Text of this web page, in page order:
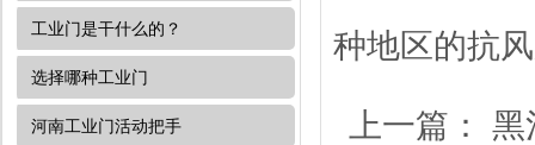
工业门是干什么的？
选择哪种工业门
河南工业门活动把手
种地区的抗
上一篇： 黑